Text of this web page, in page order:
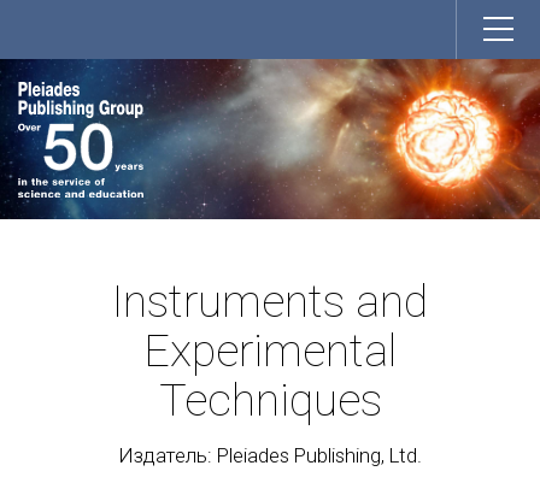
Instruments and
Experimental
Techniques
Издатель: Pleiades Publishing, Ltd.